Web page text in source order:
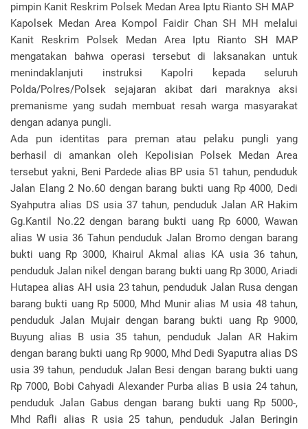
pimpin Kanit Reskrim Polsek Medan Area Iptu Rianto SH MAP
Kapolsek Medan Area Kompol Faidir Chan SH MH melalui
Kanit Reskrim Polsek Medan Area Iptu Rianto SH MAP
mengatakan bahwa operasi tersebut di laksanakan untuk
menindaklanjuti instruksi Kapolri kepada seluruh
Polda/Polres/Polsek sejajaran akibat dari maraknya aksi
premanisme yang sudah membuat resah warga masyarakat
dengan adanya pungli.
Ada pun identitas para preman atau pelaku pungli yang
berhasil di amankan oleh Kepolisian Polsek Medan Area
tersebut yakni, Beni Pardede alias BP usia 51 tahun, penduduk
Jalan Elang 2 No.60 dengan barang bukti uang Rp 4000, Dedi
Syahputra alias DS usia 37 tahun, penduduk Jalan AR Hakim
Gg.Kantil No.22 dengan barang bukti uang Rp 6000, Wawan
alias W usia 36 Tahun penduduk Jalan Bromo dengan barang
bukti uang Rp 3000, Khairul Akmal alias KA usia 36 tahun,
penduduk Jalan nikel dengan barang bukti uang Rp 3000, Ariadi
Hutapea alias AH usia 23 tahun, penduduk Jalan Rusa dengan
barang bukti uang Rp 5000, Mhd Munir alias M usia 48 tahun,
penduduk Jalan Mujair dengan barang bukti uang Rp 9000,
Buyung alias B usia 35 tahun, penduduk Jalan AR Hakim
dengan barang bukti uang Rp 9000, Mhd Dedi Syaputra alias DS
usia 39 tahun, penduduk Jalan Besi dengan barang bukti uang
Rp 7000, Bobi Cahyadi Alexander Purba alias B usia 24 tahun,
penduduk Jalan Gabus dengan barang bukti uang Rp 5000-,
Mhd Rafli alias R usia 25 tahun, penduduk Jalan Beringin